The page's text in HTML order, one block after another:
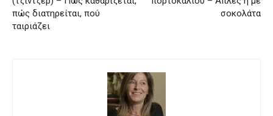
πώς διατηρείται, πού
ταιριάζει
σοκολάτα